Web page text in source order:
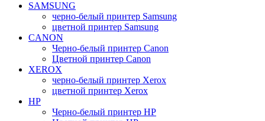
SAMSUNG
черно-белый принтер Samsung
цветной принтер Samsung
CANON
Черно-белый принтер Canon
Цветной принтер Canon
XEROX
черно-белый принтер Xerox
цветной принтер Xerox
HP
Черно-белый принтер HP